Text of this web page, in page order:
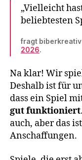
„Vielleicht
beliebtesten
fragt
2026.
Na klar! Wir
Deshalb ist für
dass ein Spiel
gut funktioniert
auch, aber das
Anschaffungen.